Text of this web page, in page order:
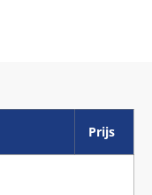
Prijs